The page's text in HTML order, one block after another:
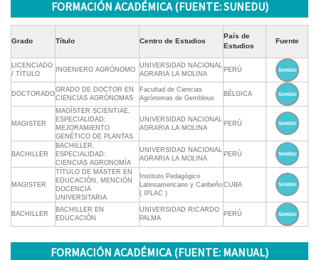
FORMACIÓN ACADÉMICA (FUENTE: SUNEDU)
Grado Título Centro de Estudios
País de
Estudios
Fuente
LICENCIADO
/ TÍTULO
INGENIERO AGRÓNOMO
UNIVERSIDAD NACIONAL
AGRARIA LA MOLINA
PERÚ
DOCTORADO
GRADO DE DOCTOR EN
CIENCIAS AGRÓNOMAS
Facultad de Ciencias
Agrónomas de Gembloux
BÉLGICA
MAGISTER
MAGÍSTER SCIENTIAE,
ESPECIALIDAD:
MEJORAMIENTO
GENÉTICO DE PLANTAS
UNIVERSIDAD NACIONAL
AGRARIA LA MOLINA
PERÚ
BACHILLER
BACHILLER,
ESPECIALIDAD:
CIENCIAS AGRONOMÍA
UNIVERSIDAD NACIONAL
AGRARIA LA MOLINA
PERÚ
MAGISTER
TÍTULO DE MÁSTER EN
EDUCACIÓN, MENCIÓN
DOCENCIA
UNIVERSITARIA
Instituto Pedagógico
Latinoamericano y Caribeño
( IPLAC )
CUBA
BACHILLER
BACHILLER EN
EDUCACIÓN
UNIVERSIDAD RICARDO
PALMA
PERÚ
FORMACIÓN ACADÉMICA (FUENTE: MANUAL)